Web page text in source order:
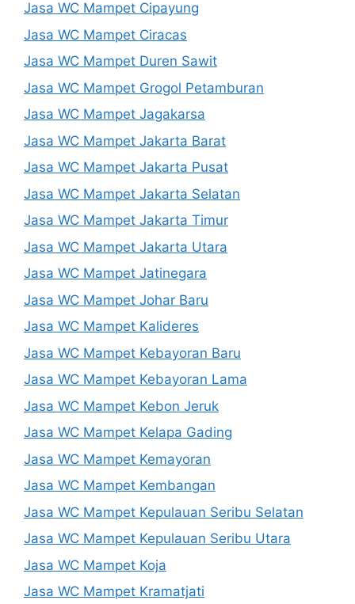
Jasa WC Mampet Cipayung
Jasa WC Mampet Ciracas
Jasa WC Mampet Duren Sawit
Jasa WC Mampet Grogol Petamburan
Jasa WC Mampet Jagakarsa
Jasa WC Mampet Jakarta Barat
Jasa WC Mampet Jakarta Pusat
Jasa WC Mampet Jakarta Selatan
Jasa WC Mampet Jakarta Timur
Jasa WC Mampet Jakarta Utara
Jasa WC Mampet Jatinegara
Jasa WC Mampet Johar Baru
Jasa WC Mampet Kalideres
Jasa WC Mampet Kebayoran Baru
Jasa WC Mampet Kebayoran Lama
Jasa WC Mampet Kebon Jeruk
Jasa WC Mampet Kelapa Gading
Jasa WC Mampet Kemayoran
Jasa WC Mampet Kembangan
Jasa WC Mampet Kepulauan Seribu Selatan
Jasa WC Mampet Kepulauan Seribu Utara
Jasa WC Mampet Koja
Jasa WC Mampet Kramatjati